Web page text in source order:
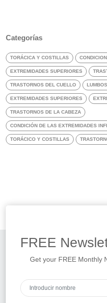
Categorías
TORÁCICA Y COSTILLAS
EXTREMIDADES SUPERIORES
TRASTORNOS DEL CUELLO
EXTREMIDADES SUPERIORES
TRASTORNOS DE LA CABEZA
CONDICIÓN DE LAS EXTREMIDADES
TORÁCICO Y COSTILLAS
FREE
Get your FREE Monthly